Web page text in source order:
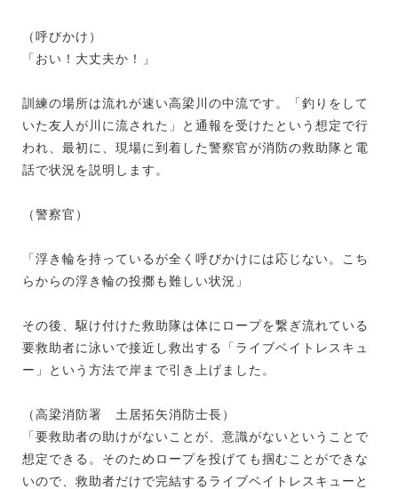
（呼びかけ）
「おい！大丈夫か！」
訓練の場所は流れが速い高梁川の中流です。「釣りをして
いた友人が川に流された」と通報を受けたという想定で行
われ、最初に、現場に到着した警察官が消防の救助隊と電
話で状況を説明します。
（警察官）
「浮き輪を持っているが全く呼びかけには応じない。こち
らからの浮き輪の投擲も難しい状況」
その後、駆け付けた救助隊は体にロープを繋ぎ流れている
要救助者に泳いで接近し救出する「ライブベイトレスキュ
ー」という方法で岸まで引き上げました。
（高梁消防署 土居拓矢消防士長）
「要救助者の助けがないことが、意識がないということで
想定できる。そのためロープを投げても掴むことができな
いので、救助者だけで完結するライブベイトレスキューと